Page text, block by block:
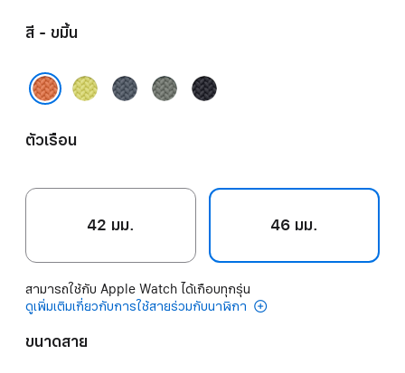
สี - ขมิ้น
เหลือง
นีออน
น้ำ
เงิน
เทา
เขียว
มิดไนท์
ตัวเรือน
42 มม. 46 มม.
สามารถใช้กับ Apple Watch ได้เกือบทุกรุ่น
ดูเพิ่มเติมเกี่ยวกับการใช้สายร่วมกับนาฬิกา
ขนาดสาย